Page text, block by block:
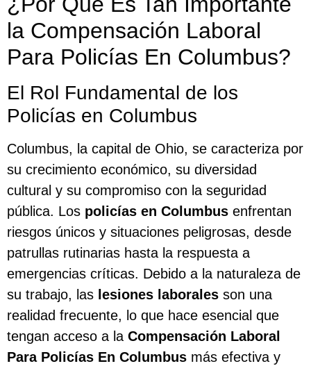
la Compensación Laboral
Para Policías En Columbus?
El Rol Fundamental de los
Policías en Columbus
Columbus, la capital de Ohio, se caracteriza por
su crecimiento económico, su diversidad
cultural y su compromiso con la seguridad
pública. Los policías en Columbus enfrentan
riesgos únicos y situaciones peligrosas, desde
patrullas rutinarias hasta la respuesta a
emergencias críticas. Debido a la naturaleza de
su trabajo, las lesiones laborales son una
realidad frecuente, lo que hace esencial que
tengan acceso a la Compensación Laboral
Para Policías En Columbus más efectiva y